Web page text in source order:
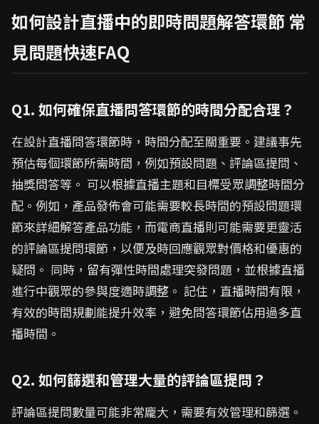
如何設計直播中的即時問題解答環節 常
見問題快速FAQ
Q1. 如何確保直播問答環節的時間分配合理？
在設計直播問答環節時，時間分配至關重要。建議事先
預估每個環節所需時間，例如預設問題、評論區提問、
抽獎問答等。 可以根據直播主題和目標受眾調整時間分
配。例如，產品發佈會可能需要較長時間的預設問題環
節來詳細解答產品功能，而電商直播則可能需要更靈活
的評論區提問環節，以便及時回應觀眾對價格和優惠的
疑問。 同時，留有彈性時間處理突發問題，並根據直播
進行中觀眾的參與度適時調整。 記住，直播時間有限，
有效的時間規劃能提升效率，避免問答環節佔用過多直
播時間。
Q2. 如何篩選和管理大量的評論區提問？
評論區提問數量可能非常龐大，需要有效管理和篩選。